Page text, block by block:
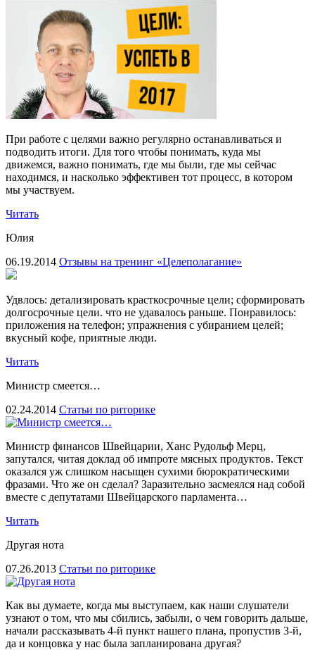
При работе с целями важно регулярно останавливаться и
подводить итоги. Для того чтобы понимать, куда мы
движемся, важно понимать, где мы были, где мы сейчас
находимся, и насколько эффективен тот процесс, в котором
мы участвуем.
Читать
Юлия
06.19.2014 Отзывы на тренинг «Целеполагание»
Удвлось: детализировать красткосрочные цели; сформировать
долгосрочные цели. что не удавалось раньше. Понравилось:
приложения на телефон; упражнения с убиранием целей;
вкусный кофе, приятные люди.
Читать
Министр смеется…
02.24.2014 Статьи по риторике
Министр финансов Швейцарии, Ханс Рудольф Мерц,
запутался, читая доклад об импроте мясных продуктов. Текст
оказался уж слишком насыщен сухими бюрократическими
фразами. Что же он сделал? Заразительно засмеялся над собой
вместе с депутатами Швейцарского парламента…
Читать
Другая нота
07.26.2013 Статьи по риторике
Как вы думаете, когда мы выступаем, как наши слушатели
узнают о том, что мы сбились, забыли, о чем говорить дальше,
начали рассказывать 4-й пункт нашего плана, пропустив 3-й,
да и концовка у нас была запланирована другая?